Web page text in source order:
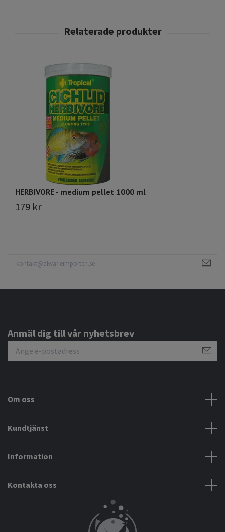
HERBIVORE - medium pellet 1000 ml
179 kr
Anmäl dig till vår nyhetsbrev
Om oss
Kundtjänst
Information
Kontakta oss